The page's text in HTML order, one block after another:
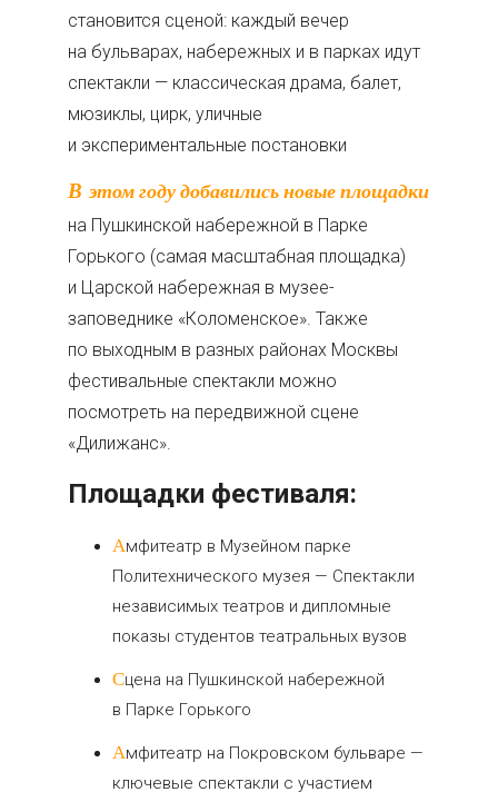
становится сценой: каждый вечер
на бульварах, набережных и в парках идут
спектакли — классическая драма, балет,
мюзиклы, цирк, уличные
и экспериментальные постановки
В этом году добавились новые площадки
на Пушкинской набережной в Парке
Горького (самая масштабная площадка)
и Царской набережная в музее-
заповеднике «Коломенское». Также
по выходным в разных районах Москвы
фестивальные спектакли можно
посмотреть на передвижной сцене
«Дилижанс».
Площадки фестиваля:
Амфитеатр в Музейном парке
Политехнического музея — Спектакли
независимых театров и дипломные
показы студентов театральных вузов
Сцена на Пушкинской набережной
в Парке Горького
Амфитеатр на Покровском бульваре —
ключевые спектакли с участием